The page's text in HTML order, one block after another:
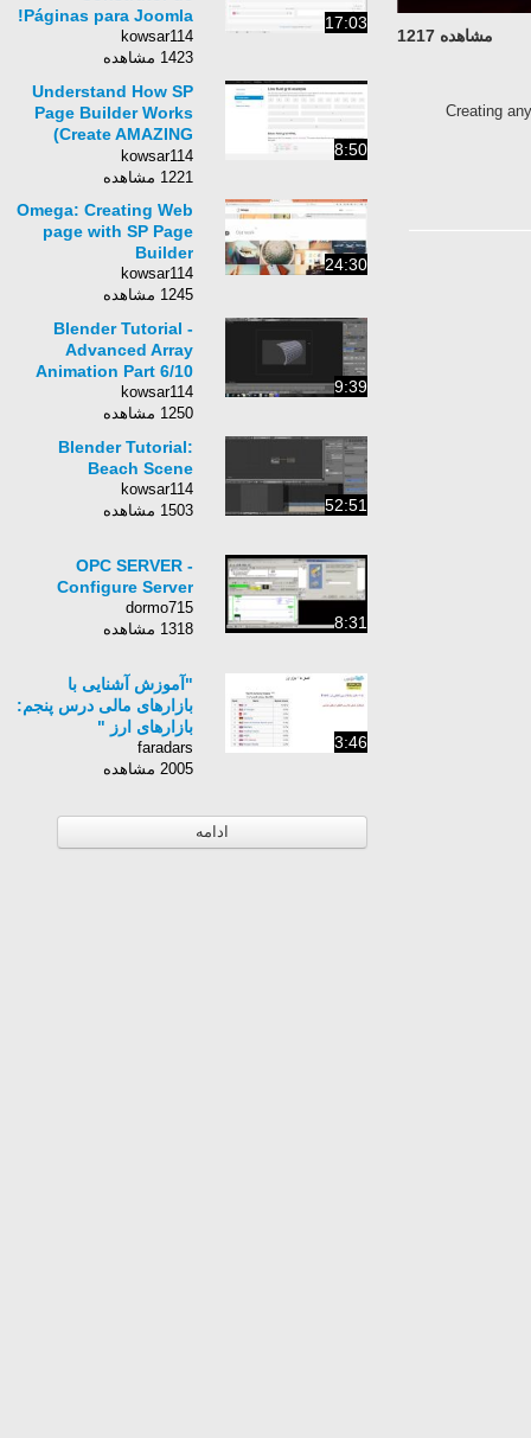
مشاهده 1217
Creating
17:03
Páginas para Joomla!
kowsar114
1423 مشاهده
8:50
Understand How SP
Page Builder Works
(Create AMAZING
Landing Pages FAST)
kowsar114
1221 مشاهده
24:30
Omega: Creating Web
page with SP Page
Builder
kowsar114
1245 مشاهده
9:39
Blender Tutorial -
Advanced Array
Animation Part 6/10
kowsar114
1250 مشاهده
52:51
Blender Tutorial:
Beach Scene
kowsar114
1503 مشاهده
8:31
OPC SERVER -
Configure Server
dormo715
1318 مشاهده
3:46
"آموزش آشنایی با
بازارهای مالی درس پنجم:
بازارهای ارز "
faradars
2005 مشاهده
ادامه